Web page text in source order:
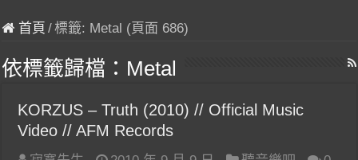
首頁 /標籤: Metal (頁面 686)
依標籤歸檔： Metal
KORZUS – Truth (2010) // Official Music
Video // AFM Records